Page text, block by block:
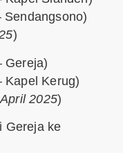
Sendangsono)
)
Gereja)
Kapel Kerug)
2025)
Gereja ke